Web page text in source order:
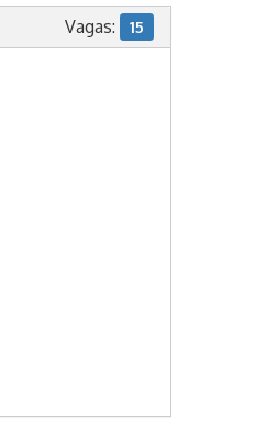
Vagas: 15